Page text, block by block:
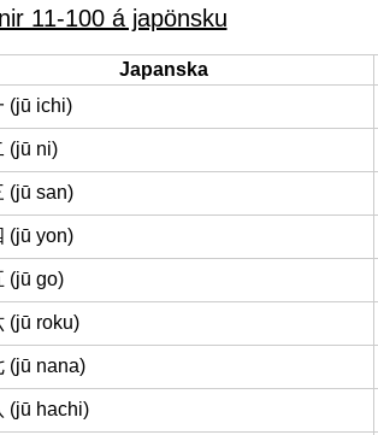
11-100 á japönsku
Japanska
(jū ichi)
(jū ni)
(jū san)
(jū yon)
(jū go)
(jū roku)
(jū nana)
(jū hachi)